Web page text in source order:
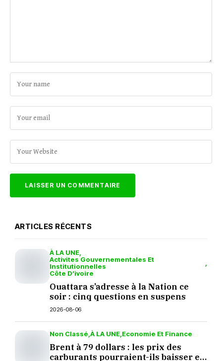
ARTICLES RÉCENTS
À LA UNE
Activites Gouvernementales Et
Institutionnelles
Côte D’ivoire
Ouattara s’adresse à la Nation ce
soir : cinq questions en suspens
2026-08-06
Non Classé À LA UNE Economie Et Finance
Brent à 79 dollars : les prix des
carburants pourraient-ils baisser en